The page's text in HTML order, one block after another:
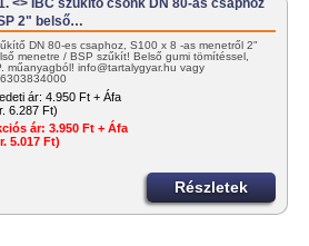
<> IBC szűkítő csonk DN 80-as csaphoz
2" belső…
DN 80-es csaphoz, S100 x 8 -as menetről 2"
menetre / BSP szűkít! Belső gumi tömítéssel,
műanyagból! info@tartalygyar.hu vagy
ár: 4.950 Ft + Áfa
6.287 Ft)
ár: 3.950 Ft + Áfa
5.017 Ft)
Részletek